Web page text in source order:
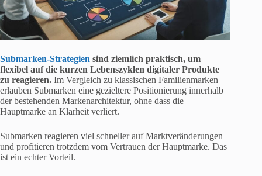
Submarken-Strategien sind ziemlich praktisch, um
flexibel auf die kurzen Lebenszyklen digitaler Produkte
zu reagieren. Im Vergleich zu klassischen Familienmarken
erlauben Submarken eine gezieltere Positionierung innerhalb
der bestehenden Markenarchitektur, ohne dass die
Hauptmarke an Klarheit verliert.
Submarken reagieren viel schneller auf Marktveränderungen
und profitieren trotzdem vom Vertrauen der Hauptmarke. Das
ist ein echter Vorteil.